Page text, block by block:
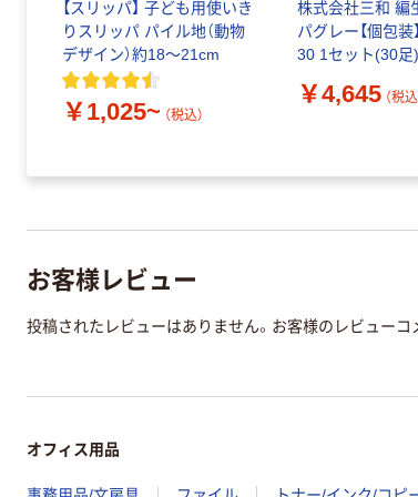
【スリッパ】 子ども用使いき
りスリッパ パイル地（動物
デザイン）約18～21cm
￥1,025~ （税込）
株式会社三和 編
パグレー【個包装
30 1セット(30足)
￥4,645 （税込
お客様レビュー
投稿されたレビューはありません。お客様のレビューコ
オフィス用品